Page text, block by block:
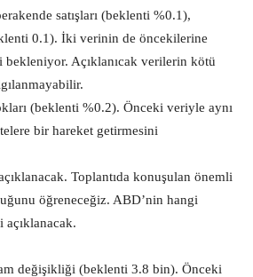
satışları (beklenti %0.1),
0.1). İki verinin de öncekilerine
bekleniyor. Açıklanıcak verilerin kötü
(beklenti %0.2). Önceki veriyle aynı
bir hareket getirmesini
Toplantıda konuşulan önemli
öğreneceğiz. ABD’nin hangi
açıklanacak.
değişikliği (beklenti 3.8 bin). Önceki